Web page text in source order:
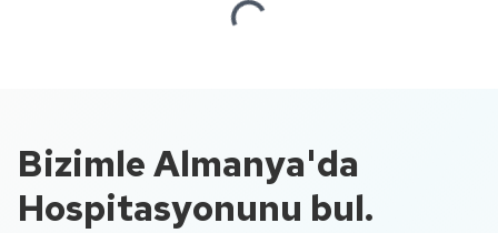
Loading...
Bizimle Almanya'da
Hospitasyonunu bul.